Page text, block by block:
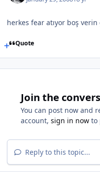
herkes fear atıyor boş
Quote
Join the
You can post now and
account, sign in now to
Reply to this topic...